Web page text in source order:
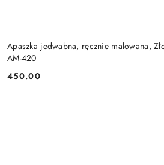
Apaszka jedwabna, ręcznie malowana,
AM-420
Cena:
450.00